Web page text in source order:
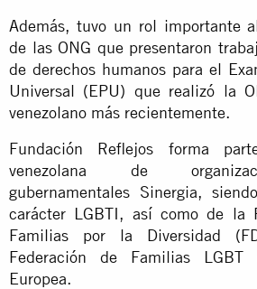
Además, tuvo un rol importante
de las ONG que presentaron
de derechos humanos para el
Universal (EPU) que realizó la
venezolano más recientemente.
Fundación Reflejos forma
venezolana de
gubernamentales Sinergia,
carácter LGBTI, así como de la
Familias por la Diversidad
Federación de Familias
Europea.